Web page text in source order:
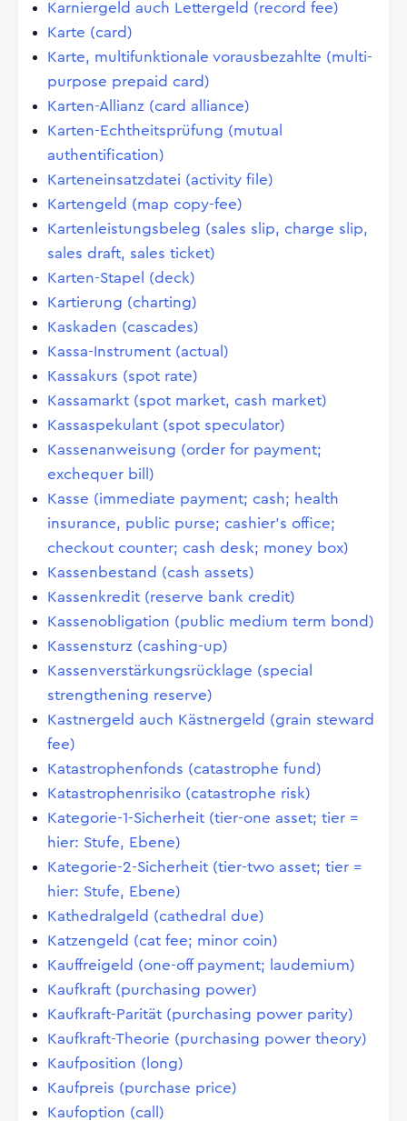
Karniergeld auch Lettergeld (record fee)
Karte (card)
Karte, multifunktionale vorausbezahlte (multi-
purpose prepaid card)
Karten-Allianz (card alliance)
Karten-Echtheitsprüfung (mutual
authentification)
Karteneinsatzdatei (activity file)
Kartengeld (map copy-fee)
Kartenleistungsbeleg (sales slip, charge slip,
sales draft, sales ticket)
Karten-Stapel (deck)
Kartierung (charting)
Kaskaden (cascades)
Kassa-Instrument (actual)
Kassakurs (spot rate)
Kassamarkt (spot market, cash market)
Kassaspekulant (spot speculator)
Kassenanweisung (order for payment;
exchequer bill)
Kasse (immediate payment; cash; health
insurance, public purse; cashier's office;
checkout counter; cash desk; money box)
Kassenbestand (cash assets)
Kassenkredit (reserve bank credit)
Kassenobligation (public medium term bond)
Kassensturz (cashing-up)
Kassenverstärkungsrücklage (special
strengthening reserve)
Kastnergeld auch Kästnergeld (grain steward
fee)
Katastrophenfonds (catastrophe fund)
Katastrophenrisiko (catastrophe risk)
Kategorie-1-Sicherheit (tier-one asset; tier =
hier: Stufe, Ebene)
Kategorie-2-Sicherheit (tier-two asset; tier =
hier: Stufe, Ebene)
Kathedralgeld (cathedral due)
Katzengeld (cat fee; minor coin)
Kauffreigeld (one-off payment; laudemium)
Kaufkraft (purchasing power)
Kaufkraft-Parität (purchasing power parity)
Kaufkraft-Theorie (purchasing power theory)
Kaufposition (long)
Kaufpreis (purchase price)
Kaufoption (call)